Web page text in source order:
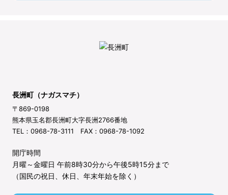
長洲町（ナガスマチ）
〒869-0198
熊本県玉名郡長洲町大字長洲2766番地
TEL：0968-78-3111 FAX：0968-78-1092
開庁時間
月曜～金曜日 午前8時30分から午後5時15分まで
（国民の祝日、休日、年末年始を除く）